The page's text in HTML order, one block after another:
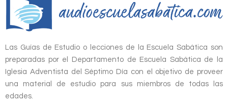
Las Guías de Estudio o lecciones de la Escuela Sabática son
preparadas por el Departamento de Escuela Sabática de la
Iglesia Adventista del Séptimo Día con el objetivo de proveer
una material de estudio para sus miembros de todas las
edades.